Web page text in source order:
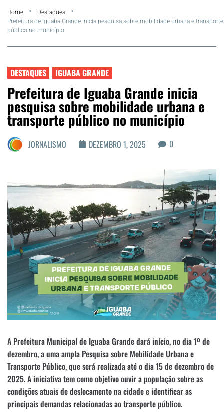
FLA Araru 2026
Araruama
Região dos Lagos
Agenda Cultural
Colunistas
Matérias Exclusivas
Home
Destaques
Prefeitura de Iguaba Grande inicia pesquisa sobre mobilidade urbana e transporte
público no município
DESTAQUES IGUABA GRANDE
Prefeitura de Iguaba Grande inicia
pesquisa sobre mobilidade urbana e
transporte público no município
JORNALISMO DEZEMBRO 1, 2025 0
A Prefeitura Municipal de Iguaba Grande dará início, no dia 1º de
dezembro, a uma ampla Pesquisa sobre Mobilidade Urbana e
Transporte Público, que será realizada até o dia 15 de dezembro de
2025. A iniciativa tem como objetivo ouvir a população sobre as
condições atuais de deslocamento na cidade e identificar as
principais demandas relacionadas ao transporte público.